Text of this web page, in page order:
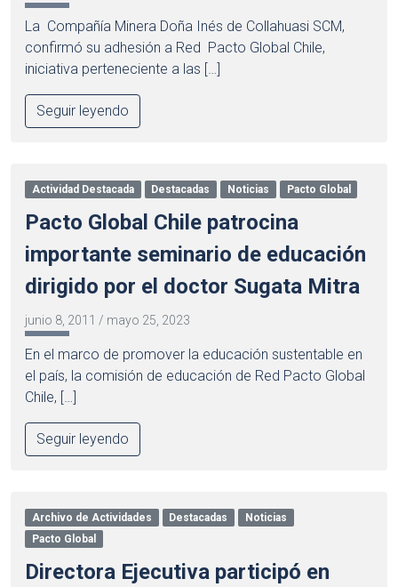
La Compañía Minera Doña Inés de Collahuasi SCM,
confirmó su adhesión a Red Pacto Global Chile,
iniciativa perteneciente a las […]
Seguir leyendo
Actividad Destacada Destacadas Noticias Pacto Global
Pacto Global Chile patrocina
importante seminario de educación
dirigido por el doctor Sugata Mitra
junio 8, 2011 / mayo 25, 2023
En el marco de promover la educación sustentable en
el país, la comisión de educación de Red Pacto Global
Chile, […]
Seguir leyendo
Archivo de Actividades Destacadas
Noticias
Pacto Global
Directora Ejecutiva participó en